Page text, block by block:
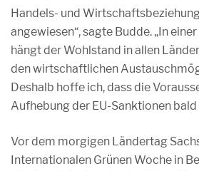
Handels- und
angewiesen“, sagte Budde. „In
hängt der Wohlstand in allen
den wirtschaftlichen
Deshalb hoffe ich, dass die
Aufhebung der EU-Sanktionen
Vor dem morgigen Ländertag
Internationalen Grünen Woche in